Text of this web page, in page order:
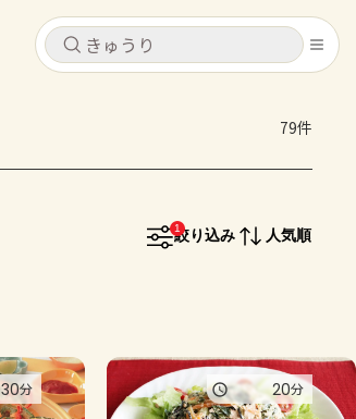
キャンセル
レシピ
キャンセル
79件
1
絞り込み 人気順
30分 20分